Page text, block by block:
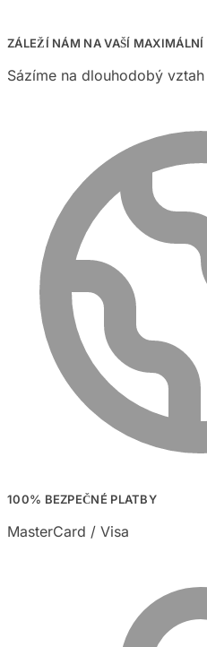
ZÁLEŽÍ NÁM NA VAŠÍ MAXIMÁLNÍ
Sázíme na dlouhodobý
100% BEZPEČNÉ PLATBY
MasterCard / Visa